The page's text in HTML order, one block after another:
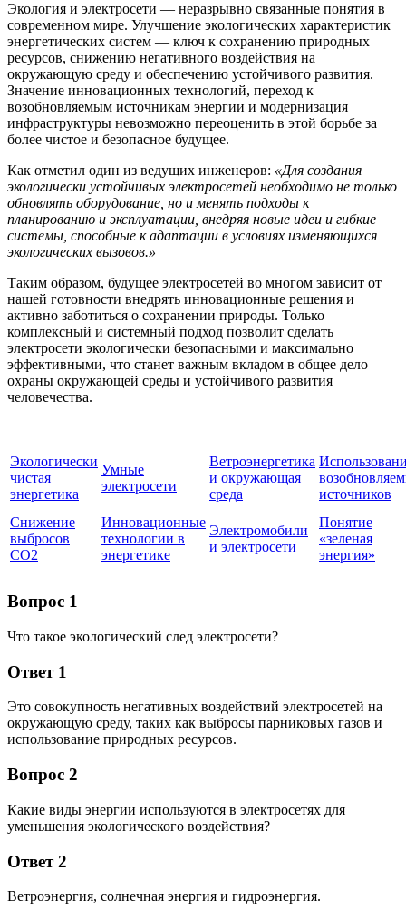
Экология и электросети — неразрывно связанные понятия в
современном мире. Улучшение экологических характеристик
энергетических систем — ключ к сохранению природных
ресурсов, снижению негативного воздействия на
окружающую среду и обеспечению устойчивого развития.
Значение инновационных технологий, переход к
возобновляемым источникам энергии и модернизация
инфраструктуры невозможно переоценить в этой борьбе за
более чистое и безопасное будущее.
Как отметил один из ведущих инженеров: «Для создания
экологически устойчивых электросетей необходимо не только
обновлять оборудование, но и менять подходы к
планированию и эксплуатации, внедряя новые идеи и гибкие
системы, способные к адаптации в условиях изменяющихся
экологических вызовов.»
Таким образом, будущее электросетей во многом зависит от
нашей готовности внедрять инновационные решения и
активно заботиться о сохранении природы. Только
комплексный и системный подход позволит сделать
электросети экологически безопасными и максимально
эффективными, что станет важным вкладом в общее дело
охраны окружающей среды и устойчивого развития
человечества.
Экологически
чистая
энергетика
Умные
электросети
Ветроэнергетика
и окружающая
среда
источников
Снижение
выбросов
СО2
Инновационные
технологии в
энергетике
Электромобили
и электросети
Понятие
«зеленая
энергия»
Вопрос 1
Что такое экологический след электросети?
Ответ 1
Это совокупность негативных воздействий электросетей на
окружающую среду, таких как выбросы парниковых газов и
использование природных ресурсов.
Вопрос 2
Какие виды энергии используются в электросетях для
уменьшения экологического воздействия?
Ответ 2
Ветроэнергия, солнечная энергия и гидроэнергия.